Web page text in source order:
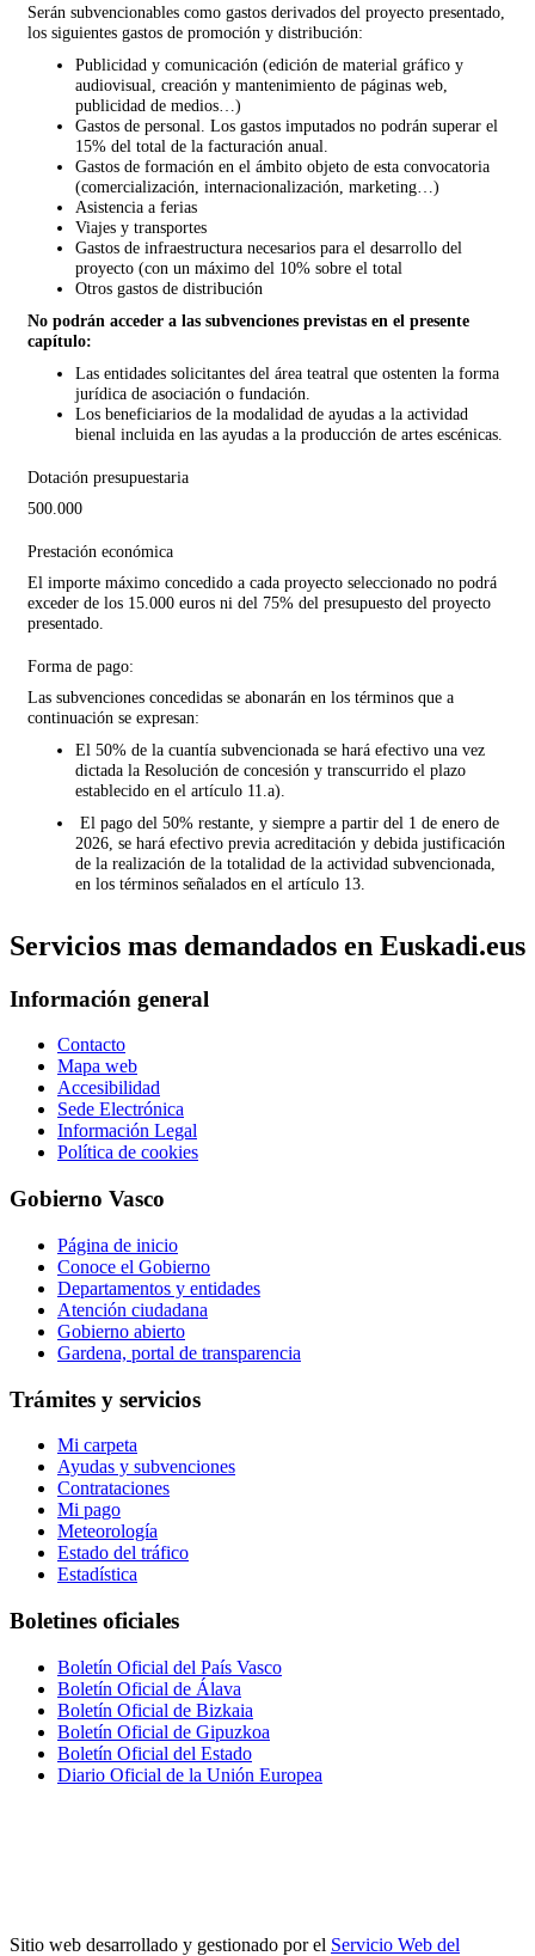
Serán subvencionables como gastos derivados del proyecto presentado,
los siguientes gastos de promoción y distribución:
Publicidad y comunicación (edición de material gráfico y
audiovisual, creación y mantenimiento de páginas web,
publicidad de medios…)
Gastos de personal. Los gastos imputados no podrán superar el
15% del total de la facturación anual.
Gastos de formación en el ámbito objeto de esta convocatoria
(comercialización, internacionalización, marketing…)
Asistencia a ferias
Viajes y transportes
Gastos de infraestructura necesarios para el desarrollo del
proyecto (con un máximo del 10% sobre el total
Otros gastos de distribución
No podrán acceder a las subvenciones previstas en el presente
capítulo:
Las entidades solicitantes del área teatral que ostenten la forma
jurídica de asociación o fundación.
Los beneficiarios de la modalidad de ayudas a la actividad
bienal incluida en las ayudas a la producción de artes escénicas.
Dotación presupuestaria
500.000
Prestación económica
El importe máximo concedido a cada proyecto seleccionado no podrá
exceder de los 15.000 euros ni del 75% del presupuesto del proyecto
presentado.
Forma de pago:
Las subvenciones concedidas se abonarán en los términos que a
continuación se expresan:
El 50% de la cuantía subvencionada se hará efectivo una vez
dictada la Resolución de concesión y transcurrido el plazo
establecido en el artículo 11.a).
El pago del 50% restante, y siempre a partir del 1 de enero de
2026, se hará efectivo previa acreditación y debida justificación
de la realización de la totalidad de la actividad subvencionada,
en los términos señalados en el artículo 13.
Servicios mas demandados en Euskadi.eus
Información general
Contacto
Mapa web
Accesibilidad
Sede Electrónica
Información Legal
Política de cookies
Gobierno Vasco
Página de inicio
Conoce el Gobierno
Departamentos y entidades
Atención ciudadana
Gobierno abierto
Gardena, portal de transparencia
Trámites y servicios
Mi carpeta
Ayudas y subvenciones
Contrataciones
Mi pago
Meteorología
Estado del tráfico
Estadística
Boletines oficiales
Boletín Oficial del País Vasco
Boletín Oficial de Álava
Boletín Oficial de Bizkaia
Boletín Oficial de Gipuzkoa
Boletín Oficial del Estado
Diario Oficial de la Unión Europea
Sitio web desarrollado y gestionado por el Servicio Web del